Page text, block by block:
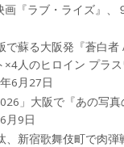
『ラブ・ライズ』、
で蘇る大阪発『蒼白
×4人のヒロイン プラ
6月27日
」大阪で『あの写
月9日
、新宿歌舞伎町で肉弾